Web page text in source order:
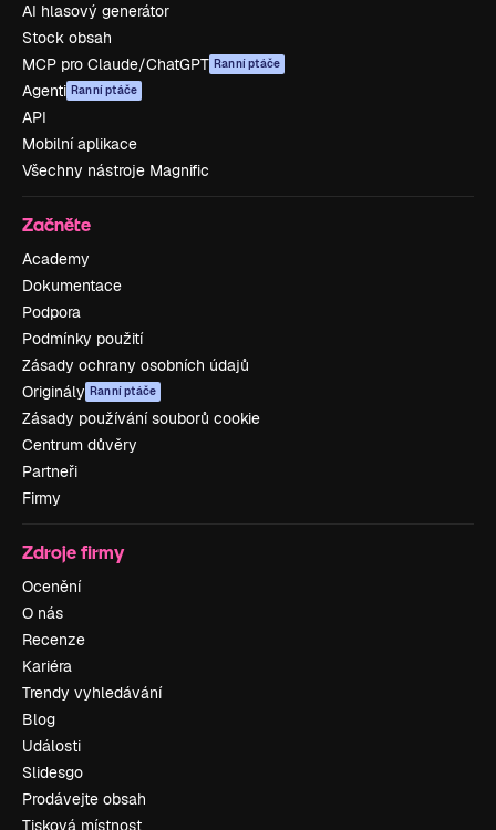
AI hlasový generátor
Stock obsah
MCP pro Claude/ChatGPT Ranní ptáče
Agenti Ranní ptáče
API
Mobilní aplikace
Všechny nástroje Magnific
Začněte
Academy
Dokumentace
Podpora
Podmínky použití
Zásady ochrany osobních údajů
Originály Ranní ptáče
Zásady používání souborů cookie
Centrum důvěry
Partneři
Firmy
Zdroje firmy
Ocenění
O nás
Recenze
Kariéra
Trendy vyhledávání
Blog
Události
Slidesgo
Prodávejte obsah
Tisková místnost